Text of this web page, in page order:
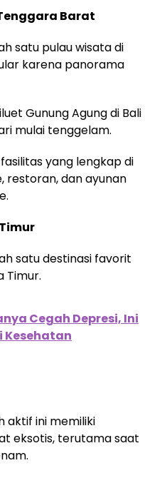
Barat
satu pulau wisata di
karena panorama
Gunung Agung di Bali
mulai tenggelam.
yang lengkap di
restoran, dan ayunan
satu destinasi favorit
Timur.
Cegah Depresi, Ini
Kesehatan
aktif ini memiliki
eksotis, terutama saat